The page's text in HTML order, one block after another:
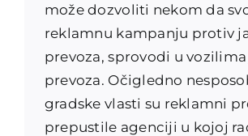
može dozvoliti nekom da
reklamnu kampanju protiv
prevoza, sprovodi u
prevoza. Očigledno
gradske vlasti su reklamni
prepustile agenciji u kojoj